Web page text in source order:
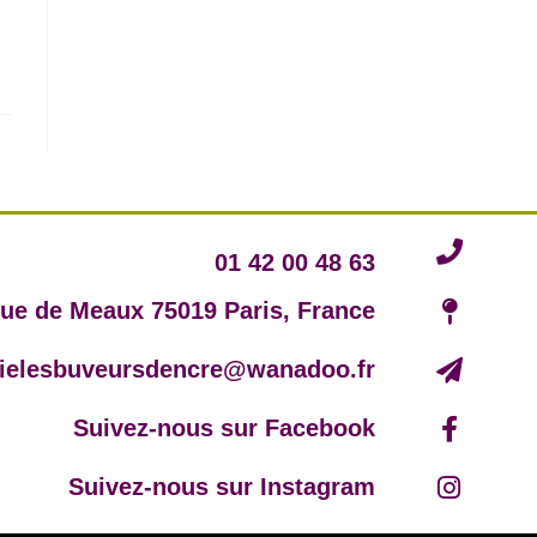
01 42 00 48 63
de Meaux 75019 Paris, France
Suivez-nous sur Facebook
Suivez-nous sur Instagram